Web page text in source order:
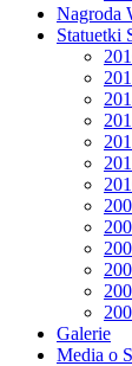
Nagroda
Statuetki
Galerie
Media o